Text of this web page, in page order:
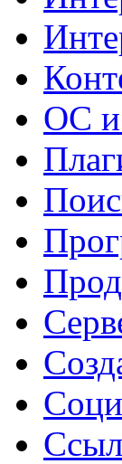
ОС и